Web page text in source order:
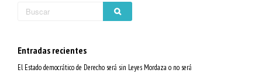
Entradas recientes
El Estado democrático de Derecho será sin Leyes Mordaza o no será